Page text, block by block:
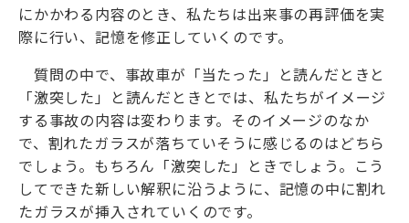
にかかわる内容のとき、私たちは出来事の再評価を実
際に行い、記憶を修正していくのです。
質問の中で、事故車が「当たった」と読んだときと
「激突した」と読んだときとでは、私たちがイメージ
する事故の内容は変わります。そのイメージのなか
で、割れたガラスが落ちていそうに感じるのはどちら
でしょう。もちろん「激突した」ときでしょう。こう
してできた新しい解釈に沿うように、記憶の中に割れ
たガラスが挿入されていくのです。